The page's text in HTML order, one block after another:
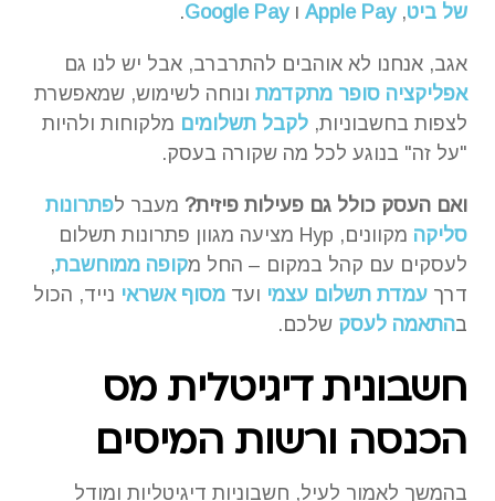
של ביט,
Apple Pay וGoogle Pay
.
אגב, אנחנו לא אוהבים להתרברב, אבל יש לנו גם
אפליקציה סופר מתקדמת ונוחה לשימוש, שמאפשרת
לצפות בחשבוניות, לקבל תשלומים מלקוחות ולהיות
"על זה" בנוגע לכל מה שקורה בעסק.
ואם העסק כולל גם פעילות פיזית? מעבר לפתרונות
סליקה
מקוונים, Hyp מציעה מגוון פתרונות תשלום
לעסקים עם קהל במקום – החל מקופה ממוחשבת,
דרך עמדת תשלום עצמי ועד מסוף אשראי נייד, הכול
בהתאמה לעסק שלכם.
חשבונית דיגיטלית מס
הכנסה ורשות המיסים
בהמשך לאמור לעיל, חשבוניות דיגיטליות ומודל